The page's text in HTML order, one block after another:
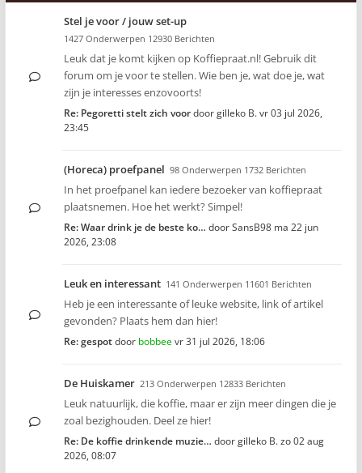
Stel je voor / jouw set-up
1427 Onderwerpen 12930 Berichten
Leuk dat je komt kijken op Koffiepraat.nl! Gebruik dit
forum om je voor te stellen. Wie ben je, wat doe je, wat
zijn je interesses enzovoorts!
Re: Pegoretti stelt zich voordoorgilleko B.vr 03 jul 2026,
23:45
(Horeca) proefpanel 98 Onderwerpen 1732 Berichten
In het proefpanel kan iedere bezoeker van koffiepraat
plaatsnemen. Hoe het werkt? Simpel!
Re: Waar drink je de beste ko… doorSansB98 ma 22 jun
2026, 23:08
Leuk en interessant 141 Onderwerpen 11601 Berichten
Heb je een interessante of leuke website, link of artikel
gevonden? Plaats hem dan hier!
Re: gespotdoor bobbeevr 31 jul 2026, 18:06
De Huiskamer 213 Onderwerpen 12833 Berichten
Leuk natuurlijk, die koffie, maar er zijn meer dingen die je
zoal bezighouden. Deel ze hier!
Re: De koffie drinkende muzie… doorgilleko B.zo 02 aug
2026, 08:07